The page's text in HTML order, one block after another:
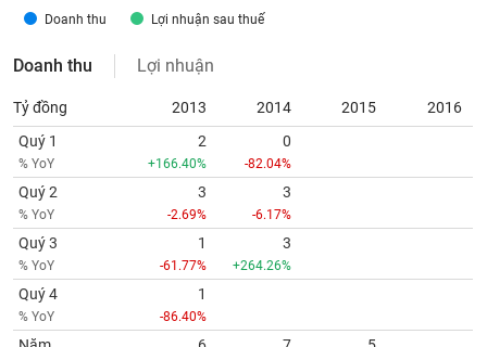
Doanh thu Lợi nhuận sau thuế
Doanh thu Lợi nhuận
Tỷ đồng 2013 2014 2015
2016
Quý 1
% YoY
2
+166.40%
0
-82.04%
Quý 2
% YoY
3
-2.69%
3
-6.17%
Quý 3
% YoY
1
-61.77%
3
+264.26%
Quý 4
% YoY
1
-86.40%
liệu
tài
chính